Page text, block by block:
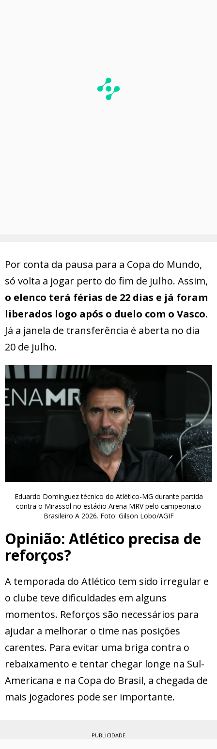
Por conta da pausa para a Copa do Mundo,
só volta a jogar perto do fim de julho. Assim,
o elenco terá férias de 22 dias e já foram
liberados logo após o duelo com o Vasco.
Já a janela de transferência é aberta no dia
20 de julho.
Eduardo Domínguez técnico do Atlético-MG durante partida
contra o Mirassol no estádio Arena MRV pelo campeonato
Brasileiro A 2026. Foto: Gilson Lobo/AGIF
Opinião: Atlético precisa de
reforços?
A temporada do Atlético tem sido irregular e
o clube teve dificuldades em alguns
momentos. Reforços são necessários para
ajudar a melhorar o time nas posições
carentes. Para evitar uma briga contra o
rebaixamento e tentar chegar longe na Sul-
Americana e na Copa do Brasil, a chegada de
mais jogadores pode ser importante.
PUBLICIDADE